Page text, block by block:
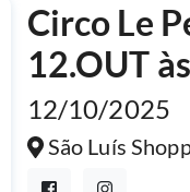
Circo Le
12.OUT
12/10/2025
São Luís